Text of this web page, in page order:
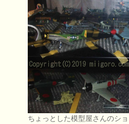
ちょっとした模型屋さんのシ